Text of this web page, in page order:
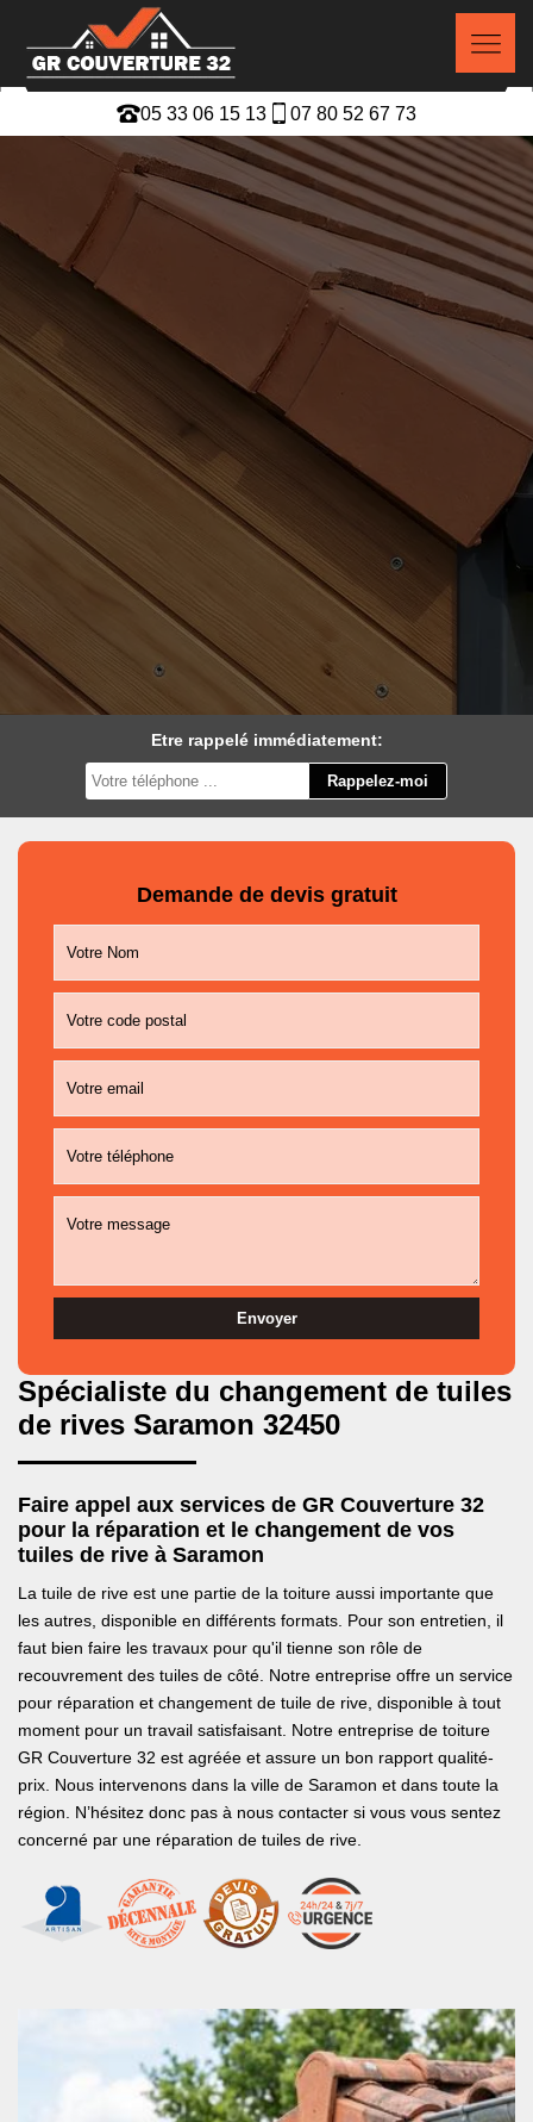
05 33 06 15 13 07 80 52 67 73
Etre rappelé immédiatement:
Spécialiste du changement de tuiles
de rives Saramon 32450
Faire appel aux services de GR Couverture 32
pour la réparation et le changement de vos
tuiles de rive à Saramon
La tuile de rive est une partie de la toiture aussi importante que
les autres, disponible en différents formats. Pour son entretien, il
faut bien faire les travaux pour qu'il tienne son rôle de
recouvrement des tuiles de côté. Notre entreprise offre un service
pour réparation et changement de tuile de rive, disponible à tout
moment pour un travail satisfaisant. Notre entreprise de toiture
GR Couverture 32 est agréée et assure un bon rapport qualité-
prix. Nous intervenons dans la ville de Saramon et dans toute la
région. N’hésitez donc pas à nous contacter si vous vous sentez
concerné par une réparation de tuiles de rive.
Demande de devis gratuit